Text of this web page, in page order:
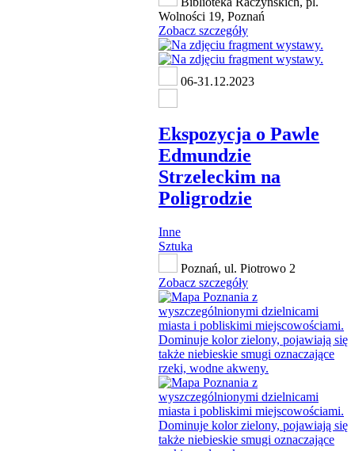
Wolności 19, Poznań
Zobacz szczegóły
06-31.12.2023
Ekspozycja o Pawle
Edmundzie
Strzeleckim na
Poligrodzie
Inne
Sztuka
Poznań, ul. Piotrowo 2
Zobacz szczegóły